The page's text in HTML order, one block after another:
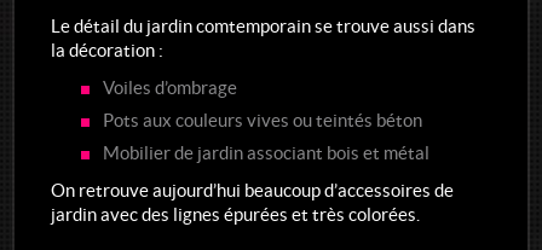
Le détail du jardin comtemporain se trouve aussi dans
la décoration :
Voiles d’ombrage
Pots aux couleurs vives ou teintés béton
Mobilier de jardin associant bois et métal
On retrouve aujourd’hui beaucoup d’accessoires de
jardin avec des lignes épurées et très colorées.